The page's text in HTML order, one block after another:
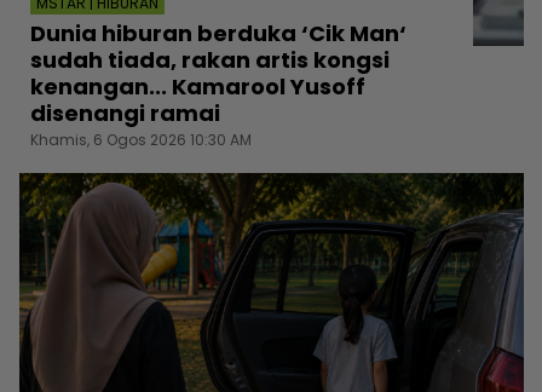
Dunia hiburan berduka ‘Cik Man‘
sudah tiada, rakan artis kongsi
kenangan... Kamarool Yusoff
disenangi ramai
Khamis, 6 Ogos 2026 10:30 AM